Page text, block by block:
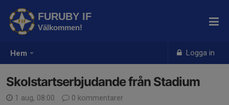
Hem Logga in
FURUBY IF
Välkommen!
Skolstartserbjudande från Stadium
1 aug, 08:00 0 kommentarer